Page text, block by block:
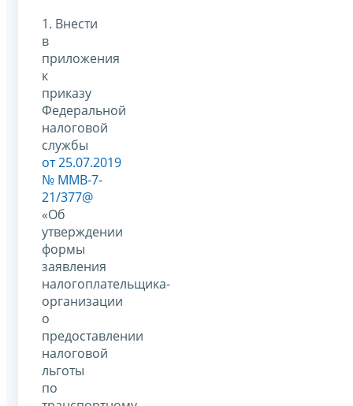
1. Внести
в
приложения
к
приказу
Федеральной
налоговой
службы
от 25.07.2019
№ ММВ-7-
21/377@
«Об
утверждении
формы
заявления
налогоплательщика-
организации
о
предоставлении
налоговой
льготы
по